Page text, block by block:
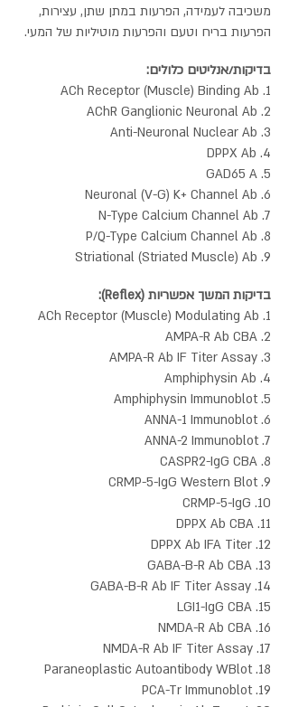
משכיבה לעמידה, הפרעות במתן שתן, עצירות,
הפרעות בריח וטעם והפרעות מוטיליות של המעי.
בדיקות/אנליטים כלולים:
1. ACh Receptor (Muscle) Binding Ab
2. AChR Ganglionic Neuronal Ab
3. Anti-Neuronal Nuclear Ab
4. DPPX Ab
5. GAD65 A
6. Neuronal (V-G) K+ Channel Ab
7. N-Type Calcium Channel Ab
8. P/Q-Type Calcium Channel Ab
9. Striational (Striated Muscle) Ab
בדיקות המשך אפשריות (Reflex):
1. ACh Receptor (Muscle) Modulating Ab
2. AMPA-R Ab CBA
3. AMPA-R Ab IF Titer Assay
4. Amphiphysin Ab
5. Amphiphysin Immunoblot
6. ANNA-1 Immunoblot
7. ANNA-2 Immunoblot
8. CASPR2-IgG CBA
9. CRMP-5-IgG Western Blot
10. CRMP-5-IgG
11. DPPX Ab CBA
12. DPPX Ab IFA Titer
13. GABA-B-R Ab CBA
14. GABA-B-R Ab IF Titer Assay
15. LGI1-IgG CBA
16. NMDA-R Ab CBA
17. NMDA-R Ab IF Titer Assay
18. Paraneoplastic Autoantibody WBlot
19. PCA-Tr Immunoblot